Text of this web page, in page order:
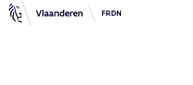
FRDN